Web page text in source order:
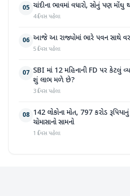
05 ચાંદીના ભાવમાં વધારો, સોનું પણ મોંઘુ
4 દિવસ પહેલા
06 આજે આ રાજ્યોમાં ભારે પવન સાથે
5 દિવસ પહેલા
07 SBI માં 12 મહિનાની FD પર કેટલું
શું લાભ મળે છે?
3 દિવસ પહેલા
08 142 લોકોના મોત, 797 કરોડ
ચોમાસાનો સામનો
1 દિવસ પહેલા